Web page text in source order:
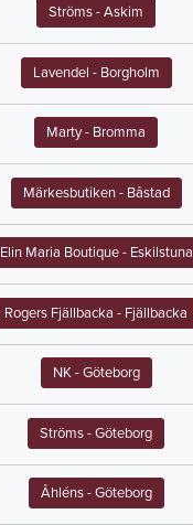
Ströms- Askim
Lavendel - Borgholm
Marty- Bromma
Märkesbutiken- Båstad
Elin Maria Boutique- Eskilstuna
Rogers Fjällbacka - Fjällbacka
NK- Göteborg
Ströms- Göteborg
Åhléns- Göteborg